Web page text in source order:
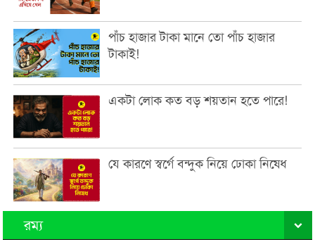
পাঁচ হাজার টাকা মানে তো পাঁচ হাজার
টাকাই!
একটা লোক কত বড় শয়তান হতে পারে!
যে কারণে স্বর্গে বন্দুক নিয়ে ঢোকা নিষেধ
রম্য